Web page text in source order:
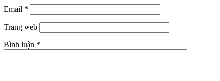
Email *
Trang web
Bình luận *